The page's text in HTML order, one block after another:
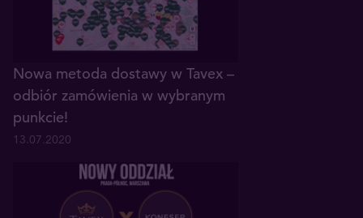
Nowa metoda dostawy w Tavex –
odbiór zamówienia w wybranym
punkcie!
13.07.2020